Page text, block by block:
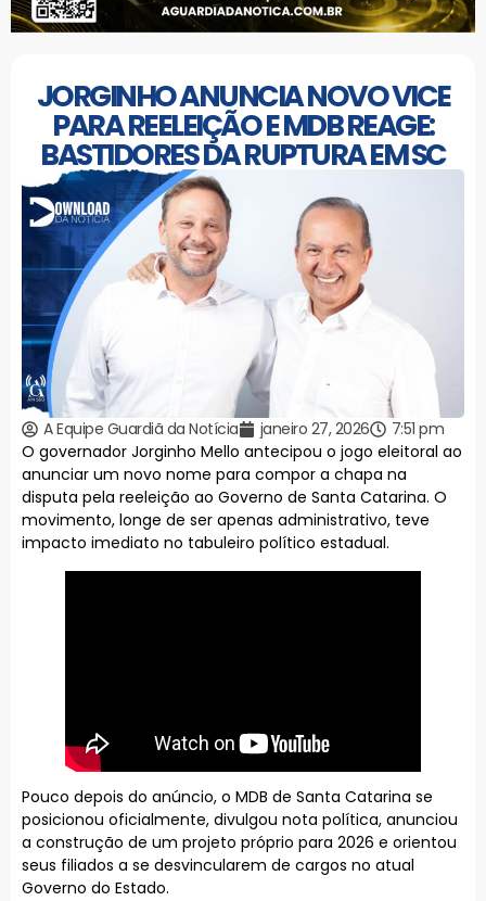
JORGINHO ANUNCIA NOVO VICE
PARA REELEIÇÃO E MDB REAGE:
BASTIDORES DA RUPTURA EM SC
A Equipe Guardiã da Notícia janeiro 27, 2026
7:51 pm
O governador Jorginho Mello antecipou o jogo eleitoral ao
anunciar um novo nome para compor a chapa na
disputa pela reeleição ao Governo de Santa Catarina. O
movimento, longe de ser apenas administrativo, teve
impacto imediato no tabuleiro político estadual.
Pouco depois do anúncio, o MDB de Santa Catarina se
posicionou oficialmente, divulgou nota política, anunciou
a construção de um projeto próprio para 2026 e orientou
seus filiados a se desvincularem de cargos no atual
Governo do Estado.